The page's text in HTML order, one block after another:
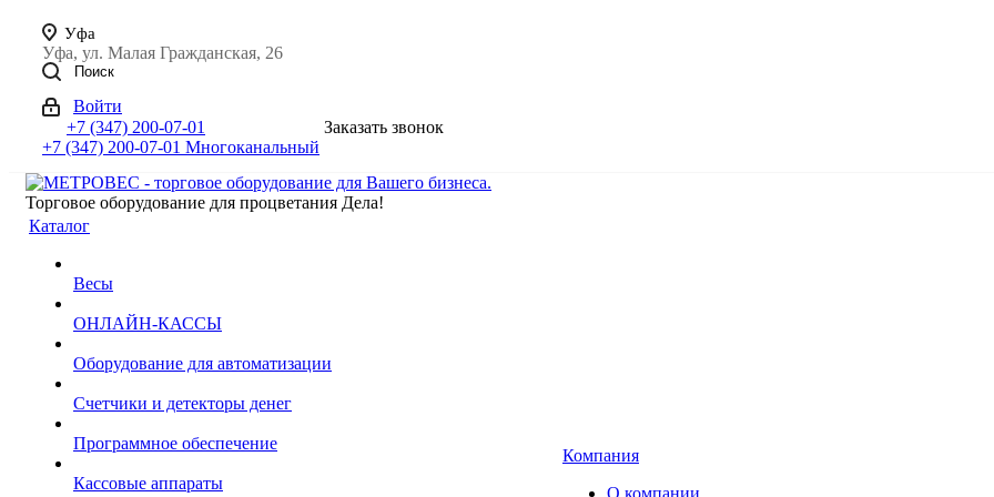
Уфа
Уфа, ул. Малая Гражданская, 26
Поиск
Войти
+7 (347) 200-07-01
+7 (347) 200-07-01 Многоканальный
Заказать звонок
Торговое оборудование для процветания Дела!
Каталог
Весы
ОНЛАЙН-КАССЫ
Оборудование для автоматизации
Счетчики и детекторы денег
Программное обеспечение
Кассовые аппараты
Компания
О компании